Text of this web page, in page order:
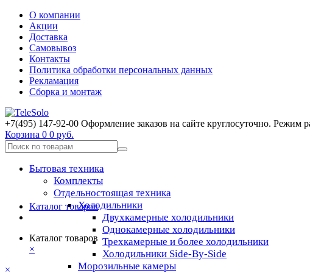
О компании
Акции
Доставка
Самовывоз
Контакты
Политика обработки персональных данных
Рекламация
Сборка и монтаж
+7(495) 147-92-00 Оформление заказов на сайте круглосуточно.
Корзина 0 0 руб.
Бытовая техника
Комплекты
Отдельностоящая техника
Холодильники
Двухкамерные холодильники
Однокамерные холодильники
Трехкамерные и более холодильники
Холодильники Side-By-Side
Морозильные камеры
Каталог товаров
Каталог товаров
×
×